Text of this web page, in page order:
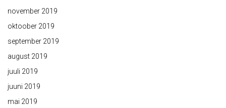
november 2019
oktoober 2019
september 2019
august 2019
juuli 2019
juuni 2019
mai 2019